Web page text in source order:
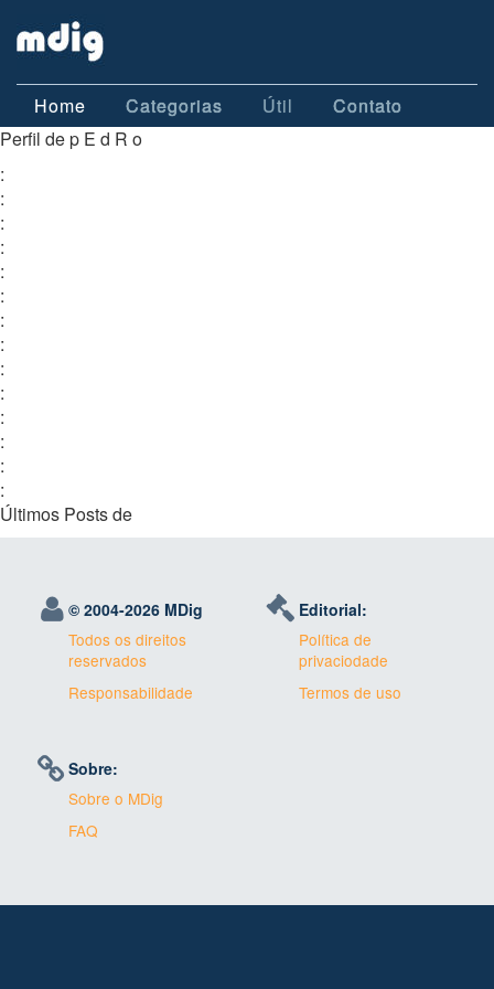
Home Categorias Útil
Contato
Perfil de p E d R o
:
:
:
:
:
:
:
:
:
:
:
:
:
:
Últimos Posts de
© 2004-2026 MDig
Todos os direitos
reservados
Responsabilidade
Editorial:
Política de
privaciodade
Termos de uso
Sobre:
Sobre o MDig
FAQ